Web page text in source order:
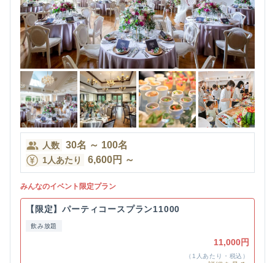
人数 30名 ～ 100名
1人あたり 6,600円 ～
みんなのイベント限定プラン
【限定】パーティコースプラン11000
飲み放題
11,000円
（1人あたり・税込）